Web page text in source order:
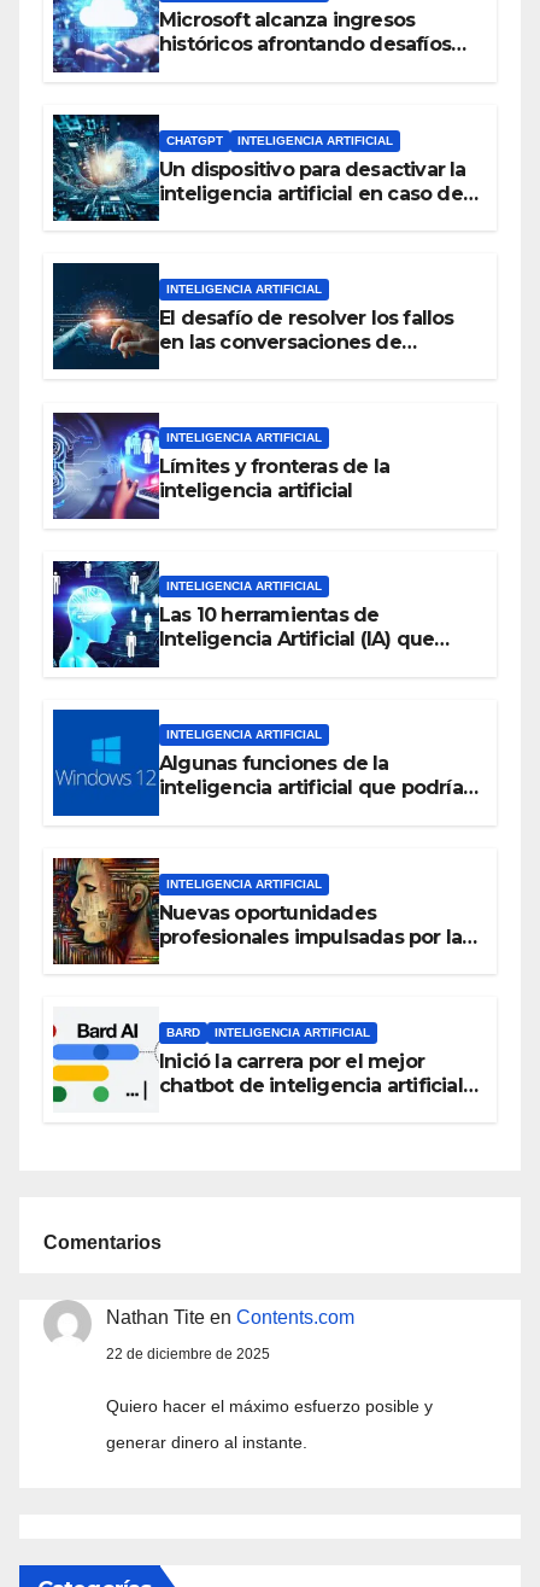
Microsoft alcanza ingresos
históricos afrontando desafíos
CHATGPT INTELIGENCIA ARTIFICIAL
Un dispositivo para desactivar la
inteligencia artificial en caso de
INTELIGENCIA ARTIFICIAL
El desafío de resolver los fallos
en las conversaciones de
INTELIGENCIA ARTIFICIAL
Límites y fronteras de la
inteligencia artificial
INTELIGENCIA ARTIFICIAL
Las 10 herramientas de
Inteligencia Artificial (IA) que
INTELIGENCIA ARTIFICIAL
Algunas funciones de la
inteligencia artificial que podrían
INTELIGENCIA ARTIFICIAL
Nuevas oportunidades
profesionales impulsadas por la
BARD INTELIGENCIA ARTIFICIAL
Inició la carrera por el mejor
chatbot de inteligencia artificial:
Comentarios
Nathan Tite en Contents.com
22 de diciembre de 2025
Quiero hacer el máximo esfuerzo posible y
generar dinero al instante.